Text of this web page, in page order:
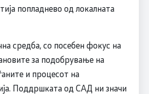
попладнево од локалната
средба, со посебен фокус на
за подобрување на
и процесот на
Поддршката од САД ни значи